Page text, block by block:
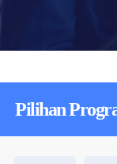
Pilihan